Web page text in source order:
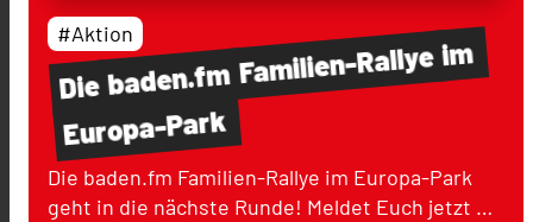
Diebaden.fmFamilien-Rallyeim
Europa-Park
#Aktion
Die baden.fm Familien-Rallye im Europa-Park
geht in die nächste Runde! Meldet Euch jetzt …